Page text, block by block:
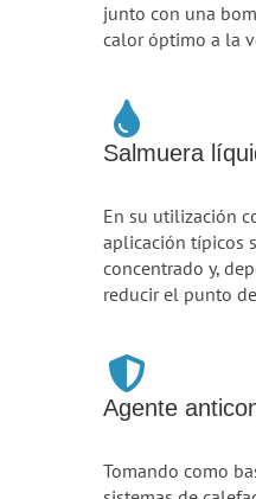
junto con una
calor óptimo a la
Salmuera
En su utilización
aplicación típicos
concentrado y,
reducir el punto
Agente
Tomando como